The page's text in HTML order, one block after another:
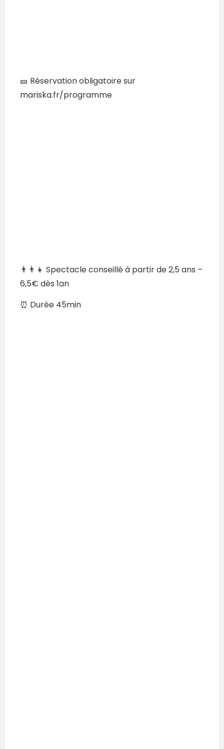
🎫 Réservation obligatoire sur
mariska.fr/programme
👨‍👨‍👧 Spectacle conseillé à partir de 2,5 ans –
6,5€ dès 1an
⏰ Durée 45min